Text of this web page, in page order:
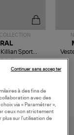
€
Sport
à des fins de
avec des
via « Paramétrer »,
ceux non strictement
sur l’utilisation de
Continuer sans accepter